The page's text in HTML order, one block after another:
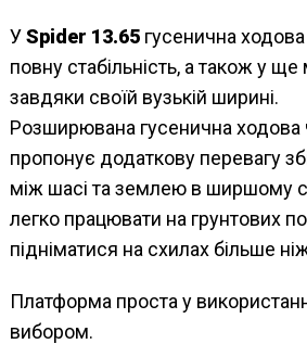
УSpider 13.65гусенична ходова
повну стабільність, а також у
завдяки своїй вузькій ширині.
Розширювана гусенична ходова
пропонує додаткову перевагу
між шасі та землею в ширшому
легко працювати на грунтових
підніматися на схилах більше
Платформа проста у
вибором.